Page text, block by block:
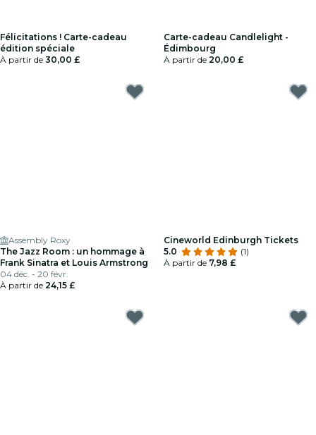
Félicitations ! Carte-cadeau
édition spéciale
À partir de 30,00 £
Carte-cadeau Candlelight -
Édimbourg
À partir de 20,00 £
Assembly Roxy
The Jazz Room : un hommage à
Frank Sinatra et Louis Armstrong
04 déc. - 20 févr.
À partir de 24,15 £
Cineworld Edinburgh Tickets
5.0
(1)
À partir de 7,98 £